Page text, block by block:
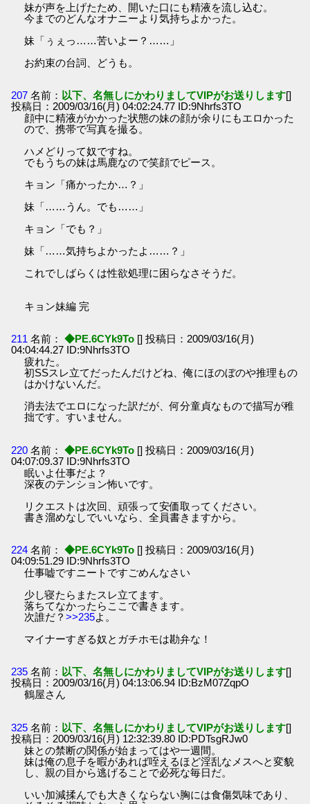
妹が声を上げたため、開いた口にも精液を流し込む。
今までのどんなオナニーより気持ちよかった。
妹「ぅぇっ……苦いよー？……」
お約束の台詞、どうも。
207 名前： 以下、名無しにかわりましてVIPがお送りします[]
投稿日：2009/03/16(月) 04:02:24.77 ID:9Nhrfs3TO
顔中に精液がかかった状態の妹の顔が余りにもエロかった
ので、携帯で写真を撮る。
ハメどりって奴ですね。
でもうちの妹は馬鹿なので笑顔でピース。
キョン「痛かったか…？」
妹「……うん。でも……」
キョン「でも？」
妹「……気持ちよかったよ……？」
これでしばらくは性欲処理に困らなさそうだ。
キョン妹編 完
211 名前： ◆PE.6CYk9To [] 投稿日：2009/03/16(月)
04:04:44.27 ID:9Nhrfs3TO
疲れた。
初SSスレ立てだったんだけどね、俺にほのぼのや推理もの
はかけないんだ。
消去法でエロになった訳だが、何分童貞なもので描写が稚
拙です。すいません。
220 名前： ◆PE.6CYk9To [] 投稿日：2009/03/16(月)
04:07:09.37 ID:9Nhrfs3TO
眠いよ仕事だよ？
深夜のテンション怖いです。
リクエストは次回、頑張って安価取ってください。
書き溜めなしでいいなら、全員書きますから。
224 名前： ◆PE.6CYk9To [] 投稿日：2009/03/16(月)
04:09:51.29 ID:9Nhrfs3TO
仕事嘘ですニートですごめんなさい
少し寝たらまたスレ立てます。
落ちてなかったらここで書きます。
次誰だ？>>235よ。
マイナーすぎる奴とガチホモは勘弁な！
235 名前： 以下、名無しにかわりましてVIPがお送りします[]
投稿日：2009/03/16(月) 04:13:06.94 ID:BzM07ZqpO
鶴屋さん
325 名前： 以下、名無しにかわりましてVIPがお送りします[]
投稿日：2009/03/16(月) 12:32:39.80 ID:PDTsgRJw0
妹との禁断の関係が始まってはや一週間。
妹は俺の息子を暇があれば咥えるほど淫乱なメスへと変貌
し、親の目から逃げることで必死な毎日だ。
いい加減揉んでも大きくならない胸には食傷気味であり、